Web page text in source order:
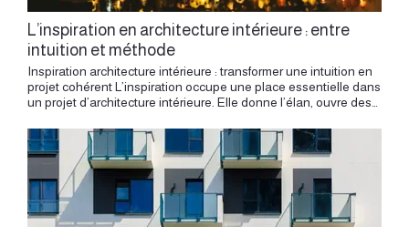
L’inspiration en architecture intérieure : entre
intuition et méthode
Inspiration architecture intérieure : transformer une intuition en projet cohérent L’inspiration occupe une place essentielle dans un projet d’architecture intérieure. Elle donne l’élan, ouvre des pistes, crée des associations, fait naître une atmosphère. Elle permet d’imaginer un lieu autrement, de percevoir un potentiel, de révéler une qualité encore discrète. Mais l’inspiration prend toute sa force lorsqu’elle rencontre une méthode. Un intérieur réussi repose sur une intuition sensible, puis sur un travail précis : observer, analyser, hiérarchiser, dessiner, choisir, ajuster. L’architecture intérieure se situe dans cet équilibre. Elle accueille l’émotion première, puis la transforme en espace habitable, en lumière, en matières, en usages et en détails. L’inspiration commence par le lieu Chaque projet possède une origine. Avant les images, avant les références, avant les matières, il y a le lieu lui-même. Ses volumes, sa lumière, ses proportions, son histoire et ses contraintes donnent les premières indications. Un appartement canut à la Croix-Rousse inspire par sa hauteur, sa verticalité, ses grandes fenêtres et son ancienne vocation d’atelier. Un appartement haussmannien inspire par ses moulures, ses parquets, ses cheminées, ses pièces en enfilade et son élégance naturelle. Un logement contemporain inspire par sa sobriété, ses lignes, sa lumière plus directe et sa base ouverte à une écriture personnelle. Le lieu parle déjà. L’inspiration consiste d’abord à l’écouter. Une embrasure, une vue, une matière ancienne, une hauteur, une alcôve ou une circulation peuvent devenir le point de départ du projet. L’intuition comme premier mouvement L’intuition intervient souvent très tôt. Elle naît d’une sensation : une pièce qui appelle plus de douceur, une circulation qui mérite d’être clarifiée, une lumière qui demande à être accompagnée, une matière qui semble juste pour le lieu. Cette première impression possède une valeur importante. Elle permet de capter l’essence du projet avant même le dessin détaillé. Elle oriente le regard vers ce qui compte vraiment : la respiration d’un volume, la qualité d’une lumière, la manière dont un espace pourra être vécu. L’intuition donne une direction. Elle peut prendre la forme d’une ambiance, d’une couleur, d’un contraste, d’une ligne, d’une matière ou d’un principe spatial. Dans un projet d’architecture intérieure, cette intuition devient ensuite un fil conducteur. Elle guide les choix et donne une cohérence à l’ensemble. La méthode pour transformer une idée en projet Une inspiration reste abstraite tant qu’elle n’est pas traduite spatialement. Une idée inspirante doit ensuite devenir un projet construit. C’est le rôle de la méthode. Il faut mesurer, dessiner, comparer, tester, vérifier, affiner. Les plans permettent de comprendre les circulations. Les coupes révèlent les hauteurs. Les vues aident à percevoir les volumes. Les palettes de matières construisent l’atmosphère. Cette progression donne de la solidité à l’inspiration. Une belle intention devient plus précise lorsqu’elle s’inscrit dans un plan. Une matière devient plus juste lorsqu’elle dialogue avec la lumière. Une couleur prend du sens lorsqu’elle accompagne un usage. Un meuble sur mesure trouve sa place lorsqu’il répond à une contrainte réelle. Une atmosphère aperçue ailleurs peut inspirer une manière de travailler la lumière, une proportion ou une matérialité. La méthode permet de passer du ressenti à l’espace. Elle donne une forme concrète à ce qui, au départ, relevait d’une intuition. Les références comme matière de réflexion Les références nourrissent le projet. Elles peuvent venir de l’architecture, du design, de l’art, du paysage, du cinéma, de la mode, d’un voyage, d’un lieu visité, d’une matière observée ou d’un détail aperçu dans la ville. Une référence intéressante ouvre une question. Pourquoi cette ambiance fonctionne-t-elle ? Quelle lumière crée cette sensation ? Quelle proportion rend ce volume agréable ? Quelle matière apporte cette présence ? Quelle couleur donne cette profondeur ? L’objectif est de comprendre ce qui inspire, puis de le traduire dans un contexte précis. Une image peut évoquer une atmosphère, mais le projet doit l’adapter au lieu, aux usages et à la personnalité des occupants. L’inspiration devient alors une matière vivante, jamais une simple reproduction. Trouver l’équilibre entre désir et réalité Un projet d’architecture intérieure naît souvent d’un désir. Désir d’espace, de lumière, de calme, de caractère, de confort, de fluidité, de couleur, de simplicité ou de transformation. Ce désir donne l’énergie du projet. La réalité du lieu vient ensuite préciser le chemin : dimensions, structure, réseaux, budget, calendrier, copropriété, orientation, acoustique, état des supports. L’architecture intérieure permet de faire dialoguer ces deux dimensions. Elle transforme les envies en solutions adaptées. Elle hiérarchise les priorités. Elle choisit ce qui mérite d’être affirmé, ce qui doit rester discret, ce qui peut évoluer avec plus de souplesse. La créativité se nourrit souvent de ce cadre. Une contrainte bien comprise devient une direction de projet. Un mur porteur peut créer une perspective. Une petite surface peut inviter au sur mesure. Une faible lumière peut conduire à un travail subtil des teintes et des éclairages. La matière comme source d’inspiration Les matières possèdent une puissance d’évocation très forte. Un bois clair apporte une chaleur douce. Une pierre donne de l’ancrage. Un métal fin apporte une précision graphique. Un enduit mat adoucit la lumière. Un textile transforme l’acoustique. Une céramique crée un rythme. Une peinture profonde donne de la densité. Choisir une matière, c’est choisir une relation au lieu. Dans un appartement ancien, les matières peuvent prolonger l’histoire existante. Dans un intérieur contemporain, elles peuvent apporter du relief. Dans un espace professionnel, elles peuvent soutenir une identité et créer une expérience. La matière se choisit avec les yeux, mais aussi avec le toucher. Elle accompagne les gestes quotidiens. Elle reçoit la lumière. Elle vieillit. Elle crée une présence. L’inspiration matérielle devient plus juste lorsqu’elle rencontre l’usage. L’inspiration dans le quotidien L’inspiration naît aussi du quotidien. Une manière de cuisiner, de recevoir, de travailler, de lire, de ranger, de circuler ou de se retrouver en famille peut orienter profondément le projet. Un intérieur doit accompagner la vie réelle. La beauté d’un espace vient souvent de cette justesse entre usage et sensation. Une entrée agréable, une cuisine fluide, une table bien placée, une lumière douce près d’un fauteuil, un rangement intuitif ou une salle de bains apaisante créent une qualité d’habiter. Le projet doit donc partir des gestes. L’inspiration devient plus personnelle lorsqu’elle s’ancre dans les habitudes, les goûts, les objets, les souvenirs et les rythmes des occupants. Un intérieur sur mesure raconte cette rencontre entre un lieu et une manière de vivre. Dessiner pour clarifier Le dessin transforme l’inspiration en décision. Un croquis, un plan, une coupe, une élévation ou une perspective permettent de vérifier une idée, de la confronter au réel, de l’ajuster. Dessiner, c’est penser l’espace. C’est comprendre les proportions, les pleins et les vides, les passages, les hauteurs, les alignements, les vues et les relations entre les pièces. Le dessin permet aussi de révéler ce qui manque encore. Une circulation trop longue, une cuisine mal placée, un meuble trop présent, une couleur trop forte ou une lumière insuffisante deviennent visibles lorsqu’ils sont mis en projet. La méthode de conception donne donc une grande liberté. Elle permet d’explorer, puis de choisir avec précision. Du concept à l’atmosphère Un projet abouti possède souvent un concept clair. Ce concept peut être discret : révéler la hauteur d’un canut, adoucir un appartement familial, créer une continuité de matières, structurer un espace par la lumière, faire dialoguer ancien et contemporain, donner une identité à un logement neuf. Le concept devient ensuite une atmosphère. Il se traduit par des choix concrets : un plan, une palette, un sol, une couleur, une matière, une bibliothèque, une cuisine, un luminaire, un détail de menuiserie. Chaque élément participe à l’ensemble. L’inspiration initiale garde sa force lorsqu’elle traverse toutes les étapes du projet. Elle devient une cohérence perceptible, une sensation d’évidence, une manière d’habiter. Ce projet avec un parti pris fort dans une ancienne usine montre comment une inspiration devient une intention spatiale. Une inspiration accompagnée L’accompagnement en architecture intérieure permet de donner une forme claire aux envies. Il aide à trier les inspirations, à comprendre ce qui correspond réellement au lieu, à faire des choix, à éviter l’accumulation, à construire une vision cohérente. Beaucoup de projets commencent avec plusieurs images, plusieurs ambiances, plusieurs désirs. Le travail consiste à trouver le fil. Ce fil peut venir du lieu, de la lumière, d’une matière, d’un usage, d’un souvenir, d’une couleur ou d’un besoin profond. L’architecte d’intérieur traduit ce fil en projet. Il donne une méthode à l’intuition, une structure à l’inspiration, une précision aux choix. Entre intuition et méthode, une création sur mesure L’inspiration en architecture intérieure naît d’un regard sensible. Elle se nourrit du lieu, de la lumière, des matières, des références, des usages et des rencontres. Une référence architecturale ou paysagère peut nourrir une identité de lieu sans être copiée. La méthode lui donne une forme. Elle permet de construire un projet lisible, cohérent, confortable et adapté à la vie quotidienne. Entre intuition et méthode, l’architecture intérieure trouve son équilibre. Elle transforme une sensation en espace, une envie en volume, une idée en matière, une ambiance en lieu habité. Un projet réussi garde la fraîcheur d